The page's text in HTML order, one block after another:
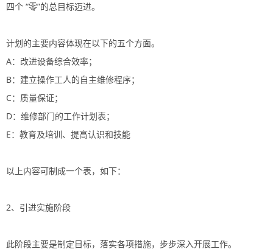
四个 “零”的总目标迈进。
计划的主要内容体现在以下的五个方面。
A：改进设备综合效率；
B：建立操作工人的自主维修程序；
C：质量保证；
D：维修部门的工作计划表；
E：教育及培训、提高认识和技能
以上内容可制成一个表，如下：
2、引进实施阶段
此阶段主要是制定目标，落实各项措施，步步深入开展工作。